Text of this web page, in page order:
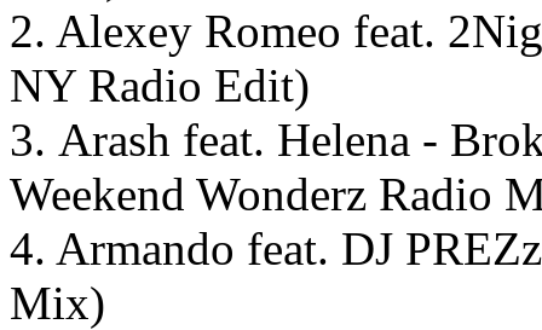
2. Alexey Romeo feat.
NY Radio Edit)
3. Arash feat. Helena -
Weekend Wonderz Radio
4. Armando feat. DJ
Mix)